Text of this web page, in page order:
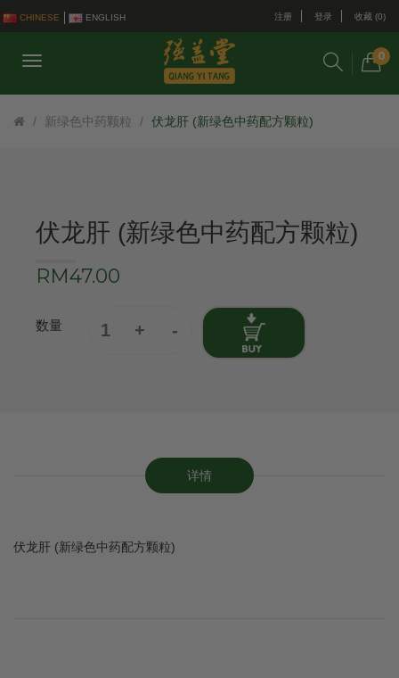
CHINESE ENGLISH 注册 登录 收藏 (0)
0
新绿色中药颗粒 伏龙肝 (新绿色中药配方颗粒)
伏龙肝 (新绿色中药配方颗粒)
RM47.00
数量
详情
伏龙肝 (新绿色中药配方颗粒)